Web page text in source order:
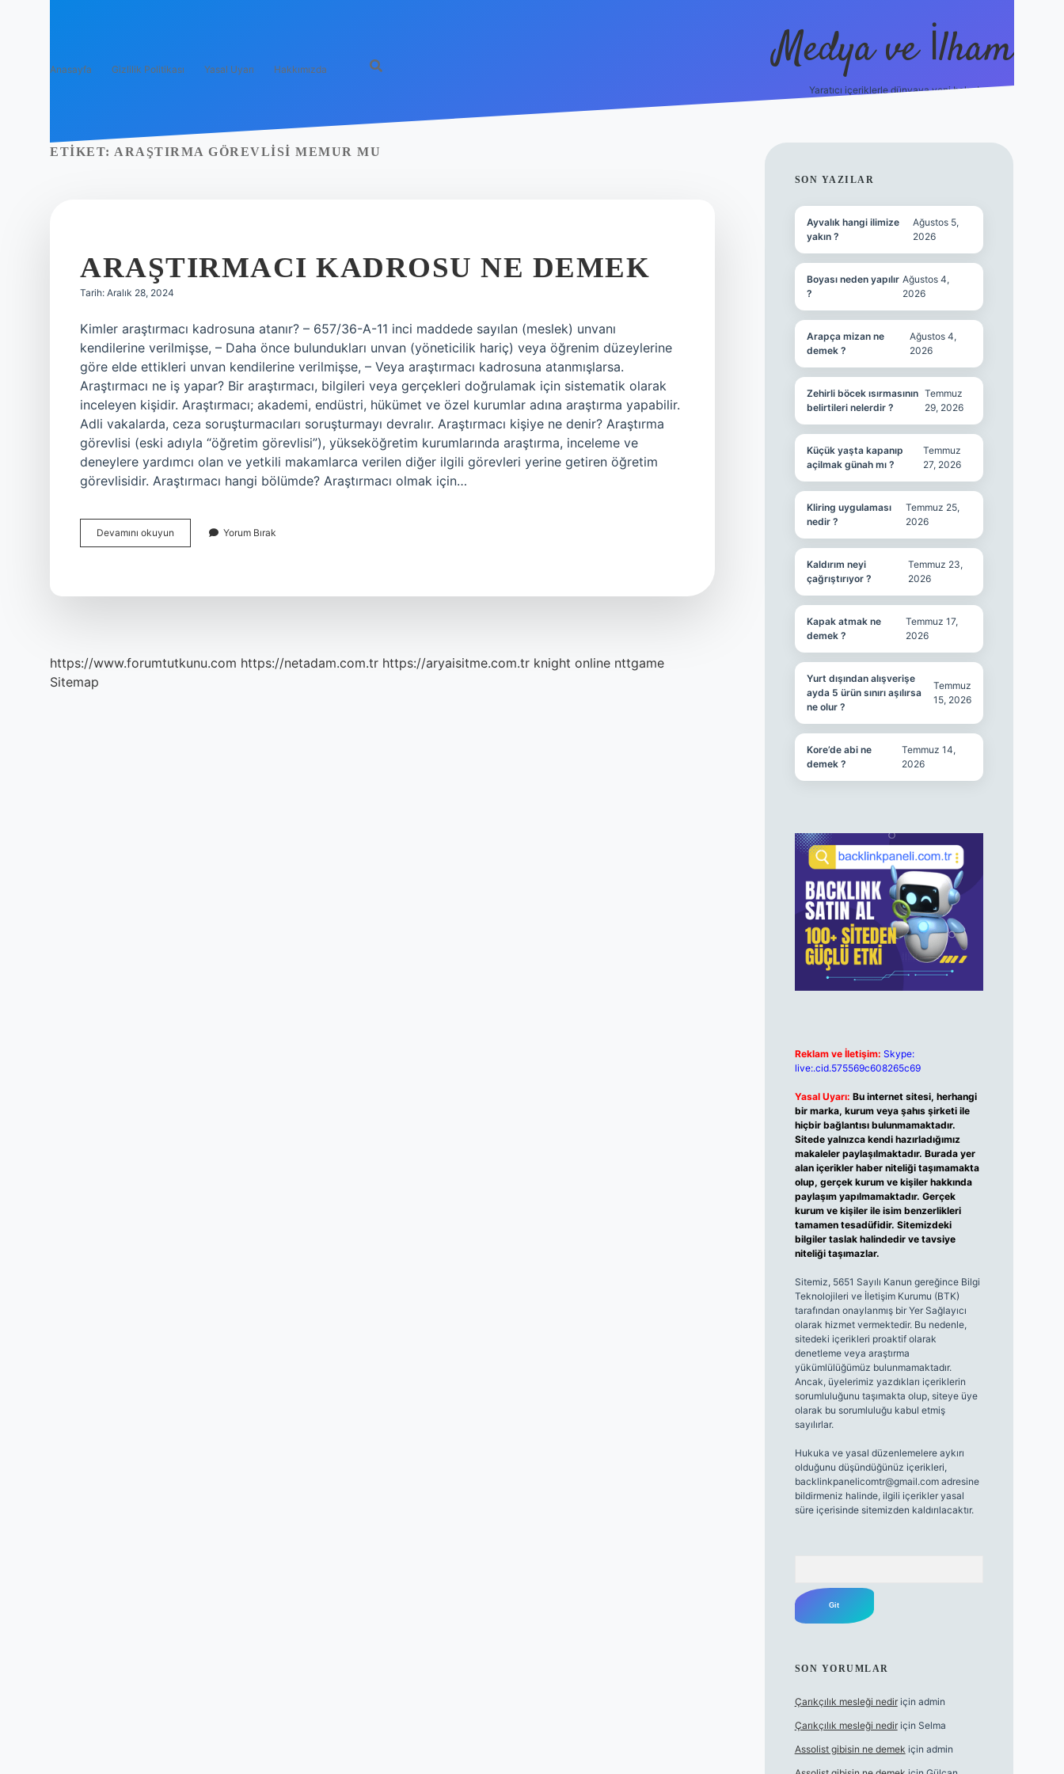
Anasayfa Gizlilik Politikası Yasal Uyarı Hakkımızda Medya ve İlham
Yaratıcı içeriklerle dünyaya yeni bakış!
ETIKET: ARAŞTIRMA GÖREVLISI MEMUR MU
ARAŞTIRMACI KADROSU NE DEMEK
Tarih: Aralık 28, 2024
Kimler araştırmacı kadrosuna atanır? – 657/36-A-11 inci maddede sayılan (meslek) unvanı
kendilerine verilmişse, – Daha önce bulundukları unvan (yöneticilik hariç) veya öğrenim düzeylerine
göre elde ettikleri unvan kendilerine verilmişse, – Veya araştırmacı kadrosuna atanmışlarsa.
Araştırmacı ne iş yapar? Bir araştırmacı, bilgileri veya gerçekleri doğrulamak için sistematik olarak
inceleyen kişidir. Araştırmacı; akademi, endüstri, hükümet ve özel kurumlar adına araştırma yapabilir.
Adli vakalarda, ceza soruşturmacıları soruşturmayı devralır. Araştırmacı kişiye ne denir? Araştırma
görevlisi (eski adıyla “öğretim görevlisi”), yükseköğretim kurumlarında araştırma, inceleme ve
deneylere yardımcı olan ve yetkili makamlarca verilen diğer ilgili görevleri yerine getiren öğretim
görevlisidir. Araştırmacı hangi bölümde? Araştırmacı olmak için…
Devamını okuyun Araştırmacı
Kadrosu
Yorum Bırak
https://www.forumtutkunu.com https://netadam.com.tr https://aryaisitme.com.tr knight online nttgame
Sitemap
SIDEBAR
SON YAZILAR
Ayvalık hangi ilimize
yakın ?
Ağustos 5,
2026
Boyası neden yapılır
?
Ağustos 4,
2026
Arapça mizan ne
demek ?
Ağustos 4,
2026
Zehirli böcek ısırmasının
belirtileri nelerdir ?
Temmuz
29, 2026
Küçük yaşta kapanıp
açilmak günah mı ?
Temmuz
27, 2026
Kliring uygulaması
nedir ?
Temmuz 25,
2026
Kaldırım neyi
çağrıştırıyor ?
Temmuz 23,
2026
Kapak atmak ne
demek ?
Temmuz 17,
2026
Yurt dışından alışverişe
ayda 5 ürün sınırı aşılırsa
ne olur ?
Temmuz
15, 2026
Kore’de abi ne
demek ?
Temmuz 14,
2026
Reklam ve İletişim: Skype:
live:.cid.575569c608265c69
Yasal Uyarı: Bu internet sitesi, herhangi
bir marka, kurum veya şahıs şirketi ile
hiçbir bağlantısı bulunmamaktadır.
Sitede yalnızca kendi hazırladığımız
makaleler paylaşılmaktadır. Burada yer
alan içerikler haber niteliği taşımamakta
olup, gerçek kurum ve kişiler hakkında
paylaşım yapılmamaktadır. Gerçek
kurum ve kişiler ile isim benzerlikleri
tamamen tesadüfidir. Sitemizdeki
bilgiler taslak halindedir ve tavsiye
niteliği taşımazlar.
Sitemiz, 5651 Sayılı Kanun gereğince Bilgi
Teknolojileri ve İletişim Kurumu (BTK)
tarafından onaylanmış bir Yer Sağlayıcı
olarak hizmet vermektedir. Bu nedenle,
sitedeki içerikleri proaktif olarak
denetleme veya araştırma
yükümlülüğümüz bulunmamaktadır.
Ancak, üyelerimiz yazdıkları içeriklerin
sorumluluğunu taşımakta olup, siteye üye
olarak bu sorumluluğu kabul etmiş
sayılırlar.
Hukuka ve yasal düzenlemelere aykırı
olduğunu düşündüğünüz içerikleri,
backlinkpanelicomtr@gmail.comadresine
bildirmeniz halinde, ilgili içerikler yasal
süre içerisinde sitemizden kaldırılacaktır.
SON YORUMLAR
Çarıkçılık mesleği nediriçin admin
Çarıkçılık mesleği nediriçin Selma
Assolist gibisin ne demek için admin
https://ilbet.online/ grandoperabet giriş